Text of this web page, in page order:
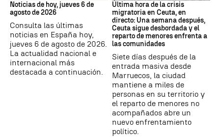
Noticias de hoy, jueves 6 de
agosto de 2026
Consulta las últimas
noticias en España hoy,
jueves 6 de agosto de 2026.
La actualidad nacional e
internacional más
destacada a continuación.
Última hora de la crisis
migratoria en Ceuta, en
directo: Una semana después,
Ceuta sigue desbordada y el
reparto de menores enfrenta a
las comunidades
Siete días después de la
entrada masiva desde
Marruecos, la ciudad
mantiene a miles de
personas en su territorio y
el reparto de menores no
acompañados abre un
nuevo enfrentamiento
político.